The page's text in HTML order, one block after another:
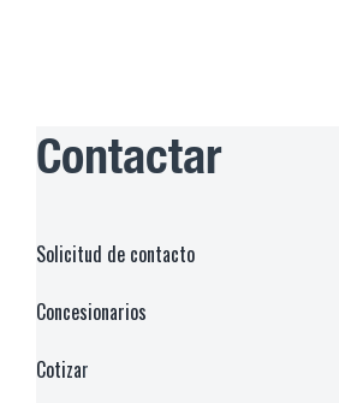
Contactar
Solicitud de contacto
Concesionarios
Cotizar